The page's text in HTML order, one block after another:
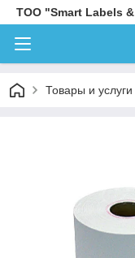
ТОО "Smart Labels
Товары и услуги